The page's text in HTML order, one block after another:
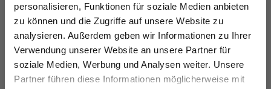
personalisieren, Funktionen für soziale Medien anbieten
zu können und die Zugriffe auf unsere Website zu
analysieren. Außerdem geben wir Informationen zu Ihrer
Verwendung unserer Website an unsere Partner für
soziale Medien, Werbung und Analysen weiter. Unsere
Partner führen diese Informationen möglicherweise mit
Alle Optionen
Alle Optionen